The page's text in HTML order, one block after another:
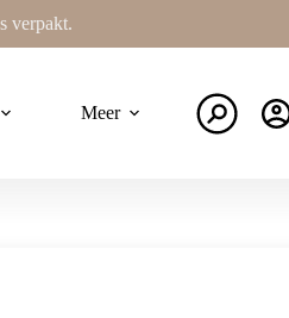
verpakt.
Meer